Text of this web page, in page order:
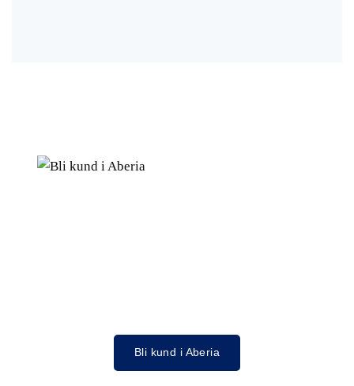
Bli kund i Aberia